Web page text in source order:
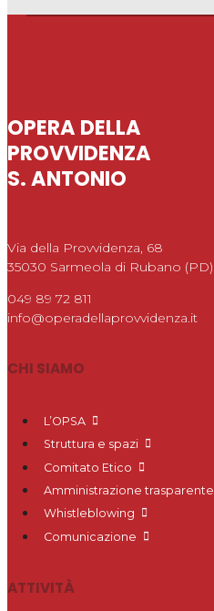
OPERA DELLA
PROVVIDENZA
S. ANTONIO
Via della Provvidenza, 68
35030 Sarmeola di Rubano (PD)
049 89 72 811
info@operadellaprovvidenza.it
CHI SIAMO
L’OPSA
Struttura e spazi
Comitato Etico
Amministrazione trasparente
Whistleblowing
Comunicazione
ATTIVITÀ